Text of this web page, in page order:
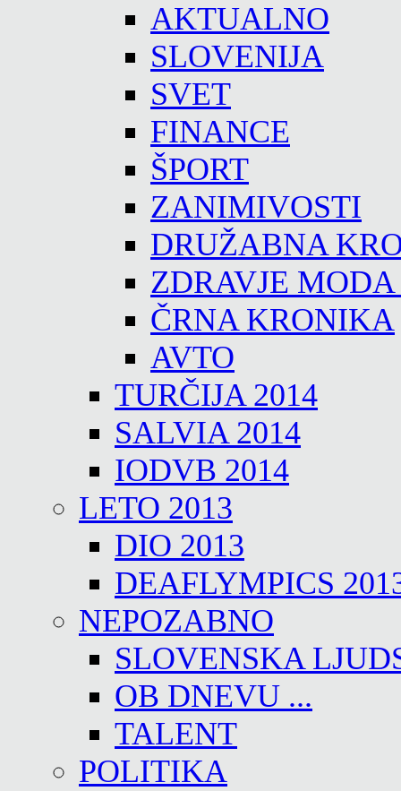
AKTUALNO
SLOVENIJA
SVET
FINANCE
ŠPORT
ZANIMIVOSTI
DRUŽABNA
ZDRAVJE
ČRNA KRONIKA
AVTO
TURČIJA 2014
SALVIA 2014
IODVB 2014
LETO 2013
DIO 2013
DEAFLYMPICS
NEPOZABNO
SLOVENSKA
OB DNEVU ...
TALENT
POLITIKA